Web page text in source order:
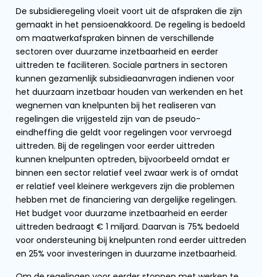
De subsidieregeling vloeit voort uit de afspraken die zijn
gemaakt in het pensioenakkoord. De regeling is bedoeld
om maatwerkafspraken binnen de verschillende
sectoren over duurzame inzetbaarheid en eerder
uittreden te faciliteren. Sociale partners in sectoren
kunnen gezamenlijk subsidieaanvragen indienen voor
het duurzaam inzetbaar houden van werkenden en het
wegnemen van knelpunten bij het realiseren van
regelingen die vrijgesteld zijn van de pseudo-
eindheffing die geldt voor regelingen voor vervroegd
uittreden. Bij de regelingen voor eerder uittreden
kunnen knelpunten optreden, bijvoorbeeld omdat er
binnen een sector relatief veel zwaar werk is of omdat
er relatief veel kleinere werkgevers zijn die problemen
hebben met de financiering van dergelijke regelingen.
Het budget voor duurzame inzetbaarheid en eerder
uittreden bedraagt € 1 miljard. Daarvan is 75% bedoeld
voor ondersteuning bij knelpunten rond eerder uittreden
en 25% voor investeringen in duurzame inzetbaarheid.